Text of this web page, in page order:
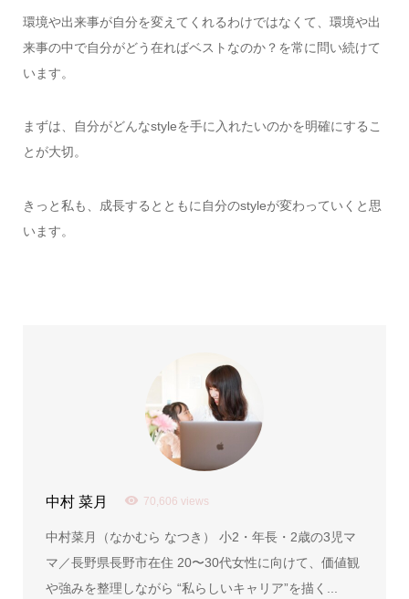
環境や出来事が自分を変えてくれるわけではなくて、環境や出
来事の中で自分がどう在ればベストなのか？を常に問い続けて
います。
まずは、自分がどんなstyleを手に入れたいのかを明確にするこ
とが大切。
きっと私も、成長するとともに自分のstyleが変わっていくと思
います。
中村 菜月 70,606 views
中村菜月（なかむら なつき） 小2・年長・2歳の3児マ
マ／長野県長野市在住 20〜30代女性に向けて、価値観
や強みを整理しながら “私らしいキャリア”を描く...